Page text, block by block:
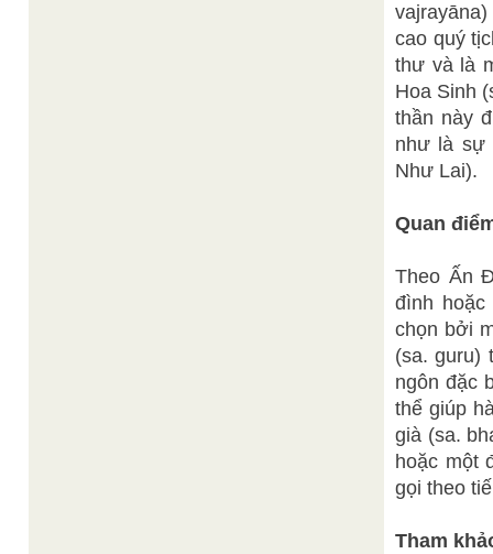
cao quý
thư và là
Hoa Sinh
thần này
như là sự
Như Lai).
Quan
Theo Ấn
đình
chọn bởi
(sa. guru)
ngôn đặc
thể giúp
già (sa.
hoặc một
gọi theo
Tham